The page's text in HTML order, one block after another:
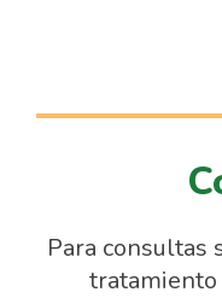
Para consultas
tratamiento